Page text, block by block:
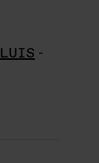
LUIS -